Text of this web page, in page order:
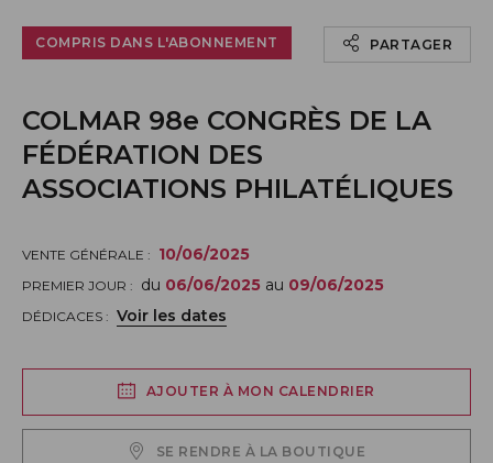
COMPRIS DANS L'ABONNEMENT PARTAGER
COLMAR 98e CONGRÈS DE LA
FÉDÉRATION DES
ASSOCIATIONS PHILATÉLIQUES
VENTE GÉNÉRALE : 10/06/2025
PREMIER JOUR : du 06/06/2025 au 09/06/2025
DÉDICACES : Voir les dates
AJOUTER À MON CALENDRIER
SE RENDRE À LA BOUTIQUE